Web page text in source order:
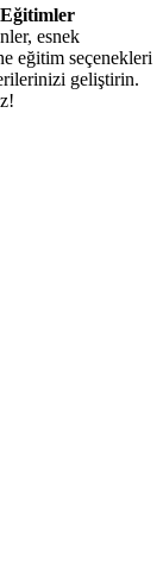
esnek
eğitim seçenekleri
geliştirin.